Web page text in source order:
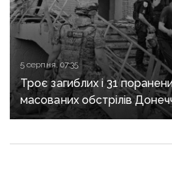
5 серпня, 07:35
Троє загиблих і 31
масованих обстрілів